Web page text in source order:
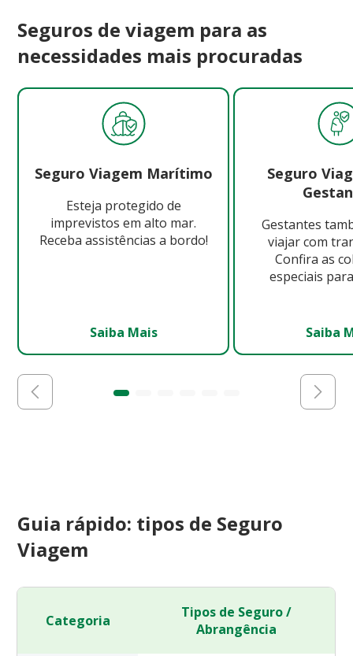
Seguros de viagem para as
necessidades mais procuradas
Seguro Viagem Marítimo
Esteja protegido de
imprevistos em alto mar.
Receba assistências a bordo!
Saiba Mais
Seguro
Gestantes
viajar com
Confira as
especiais
Saiba
Guia rápido: tipos de Seguro
Viagem
Categoria
Tipos de Seguro /
Abrangência